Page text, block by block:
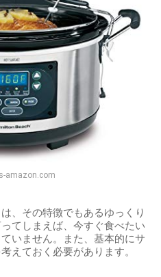
amazon.com
、その特徴でもあるゆっくり
てしまえば、今すぐ食べたい
いません。また、基本的にサ
えておく必要があります。